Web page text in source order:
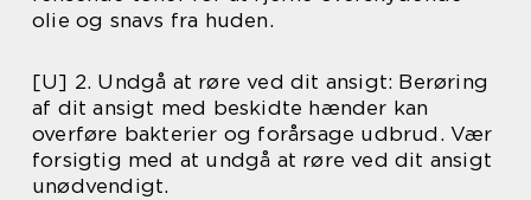
olie og snavs fra huden.
[U] 2. Undgå at røre ved dit ansigt: Berøring
af dit ansigt med beskidte hænder kan
overføre bakterier og forårsage udbrud. Vær
forsigtig med at undgå at røre ved dit ansigt
unødvendigt.